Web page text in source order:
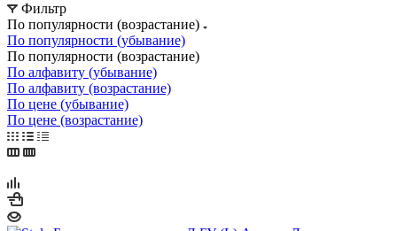
Фильтр
По популярности (возрастание)
По популярности (убывание)
По популярности (возрастание)
По алфавиту (убывание)
По алфавиту (возрастание)
По цене (убывание)
По цене (возрастание)